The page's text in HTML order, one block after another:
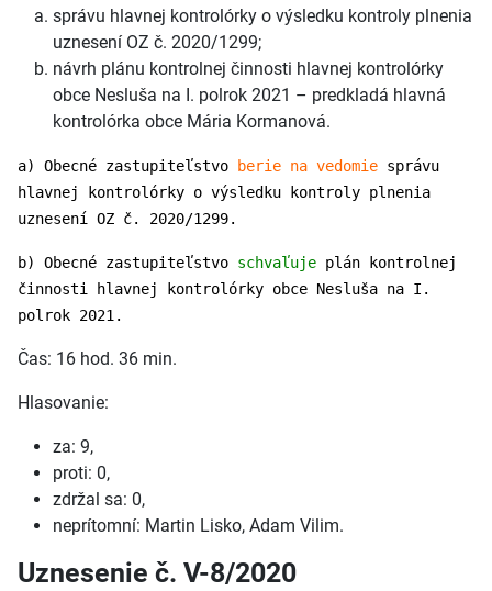
správu hlavnej kontrolórky o výsledku kontroly plnenia
uznesení OZ č. 2020/1299;
návrh plánu kontrolnej činnosti hlavnej kontrolórky
obce Nesluša na I. polrok 2021 – predkladá hlavná
kontrolórka obce Mária Kormanová.
a) Obecné zastupiteľstvo berie na vedomie správu
hlavnej kontrolórky o výsledku kontroly plnenia
uznesení OZ č. 2020/1299.
b) Obecné zastupiteľstvo schvaľuje plán kontrolnej
činnosti hlavnej kontrolórky obce Nesluša na I.
polrok 2021.
Čas: 16 hod. 36 min.
Hlasovanie:
za: 9,
proti: 0,
zdržal sa: 0,
neprítomní: Martin Lisko, Adam Vilim.
Uznesenie č. V-8/2020